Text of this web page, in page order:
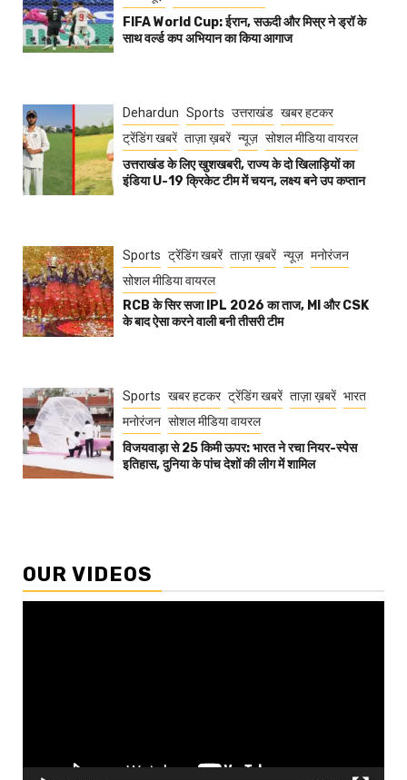
FIFA World Cup: ईरान, सऊदी और मिस्र ने ड्रॉ के
साथ वर्ल्ड कप अभियान का किया आगाज
Dehardun Sports उत्तराखंड खबर हटकर
ट्रेंडिंग खबरें ताज़ा ख़बरें न्यूज़ सोशल मीडिया वायरल
उत्तराखंड के लिए खुशखबरी, राज्य के दो खिलाड़ियों का
इंडिया U-19 क्रिकेट टीम में चयन, लक्ष्य बने उप कप्तान
Sports ट्रेंडिंग खबरें ताज़ा ख़बरें न्यूज़ मनोरंजन
सोशल मीडिया वायरल
RCB के सिर सजा IPL 2026 का ताज, MI और CSK
के बाद ऐसा करने वाली बनी तीसरी टीम
Sports खबर हटकर ट्रेंडिंग खबरें ताज़ा ख़बरें भारत
मनोरंजन सोशल मीडिया वायरल
विजयवाड़ा से 25 किमी ऊपर: भारत ने रचा नियर-स्पेस
इतिहास, दुनिया के पांच देशों की लीग में शामिल
OUR VIDEOS